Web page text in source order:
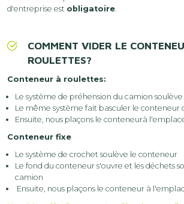
d'entreprise est obligatoire.
COMMENT VIDER LE
ROULETTES?
Conteneur à roulettes:
Le système de préhension du camion
Le même système fait basculer le conteneur
Ensuite, nous plaçons le conteneurà
Conteneur fixe
Le système de crochet soulève le conteneur
Le fond du conteneur s'ouvre et les déchets
camion
Ensuite, nous plaçons le conteneur à